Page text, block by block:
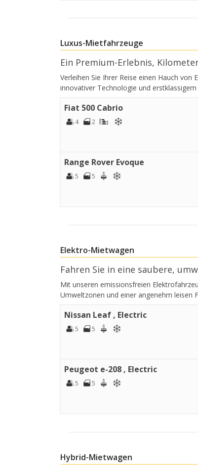
Luxus-Mietfahrzeuge
Ein Premium-Erlebnis,
Verleihen Sie Ihrer Reise einen Hauch
innovativer Technologie und
Fiat 500 Cabrio
4 2
Range Rover Evoque
5 5
Elektro-Mietwagen
Fahren Sie in eine saubere,
Mit unseren emissionsfreien
Umweltzonen und einer angenehm leisen
Nissan Leaf , Electric
5 5
Peugeot e-208 , Electric
5 5
Hybrid-Mietwagen